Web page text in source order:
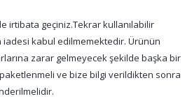
irtibata geçiniz.Tekrar kullanılabilir
kabul edilmemektedir. Ürünün
zarar gelmeyecek şekilde başka bir
ve bize bilgi verildikten sonra